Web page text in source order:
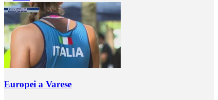
Europei a Varese